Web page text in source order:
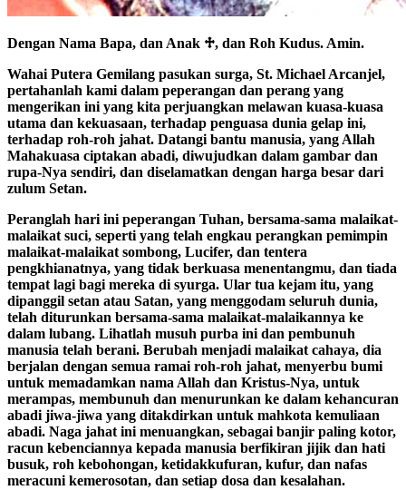
Dengan Nama Bapa, dan Anak ♱, dan Roh Kudus. Amin.
Wahai Putera Gemilang pasukan surga, St. Michael Arcanjel,
pertahanlah kami dalam peperangan dan perang yang
mengerikan ini yang kita perjuangkan melawan kuasa-kuasa
utama dan kekuasaan, terhadap penguasa dunia gelap ini,
terhadap roh-roh jahat. Datangi bantu manusia, yang Allah
Mahakuasa ciptakan abadi, diwujudkan dalam gambar dan
rupa-Nya sendiri, dan diselamatkan dengan harga besar dari
zulum Setan.
Peranglah hari ini peperangan Tuhan, bersama-sama malaikat-
malaikat suci, seperti yang telah engkau perangkan pemimpin
malaikat-malaikat sombong, Lucifer, dan tentera
pengkhianatnya, yang tidak berkuasa menentangmu, dan tiada
tempat lagi bagi mereka di syurga. Ular tua kejam itu, yang
dipanggil setan atau Satan, yang menggodam seluruh dunia,
telah diturunkan bersama-sama malaikat-malaikannya ke
dalam lubang. Lihatlah musuh purba ini dan pembunuh
manusia telah berani. Berubah menjadi malaikat cahaya, dia
berjalan dengan semua ramai roh-roh jahat, menyerbu bumi
untuk memadamkan nama Allah dan Kristus-Nya, untuk
merampas, membunuh dan menurunkan ke dalam kehancuran
abadi jiwa-jiwa yang ditakdirkan untuk mahkota kemuliaan
abadi. Naga jahat ini menuangkan, sebagai banjir paling kotor,
racun kebenciannya kepada manusia berfikiran jijik dan hati
busuk, roh kebohongan, ketidakkufuran, kufur, dan nafas
meracuni kemerosotan, dan setiap dosa dan kesalahan.